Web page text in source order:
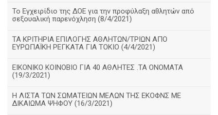
Το Εγχειρίδιο της ΔΟΕ για την προφύλαξη αθλητών από
σεξουαλική παρενόχληση (8/4/2021)
ΤΑ ΚΡΙΤΗΡΙΑ ΕΠΙΛΟΓΗΣ ΑΘΛΗΤΩΝ/ΤΡΙΩΝ ΑΠΟ
ΕΥΡΩΠΑΪΚΗ ΡΕΓΚΑΤΑ ΓΙΑ ΤΟΚΙΟ (4/4/2021)
ΕΙΚΟΝΙΚΟ ΚΟΙΝΟΒΙΟ ΓΙΑ 40 ΑΘΛΗΤΕΣ .ΤΑ ΟΝΟΜΑΤΑ
(19/3/2021)
Η ΛΙΣΤΑ ΤΩΝ ΣΩΜΑΤΕΙΩΝ ΜΕΛΩΝ ΤΗΣ ΕΚΟΦΝΣ ΜΕ
ΔΙΚΑΙΩΜΑ ΨΗΦΟΥ (16/3/2021)